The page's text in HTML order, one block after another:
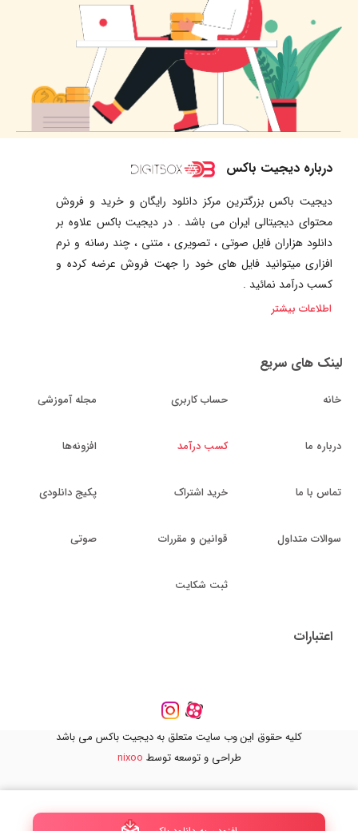
درباره دیجیت باکس
دیجیت باکس بزرگترین مرکز دانلود رایگان و خرید و فروش
محتوای دیجیتالی ایران می باشد . در دیجیت باکس علاوه بر
دانلود هزاران فایل صوتی ، تصویری ، متنی ، چند رسانه و نرم
افزاری میتوانید فایل های خود را جهت فروش عرضه کرده و
کسب درآمد نمائید .
اطلاعات بیشتر
لینک های سریع
خانه
درباره ما
تماس با ما
سوالات متداول
حساب کاربری
کسب درآمد
خرید اشتراک
قوانین و مقررات
ثبت شکایت
مجله آموزشی
افزونه‌ها
پکیج دانلودی
صوتی
اعتبارات
کلیه حقوق این وب سایت متعلق به دیجیت باکس می باشد
طراحی و توسعه توسط nixoo